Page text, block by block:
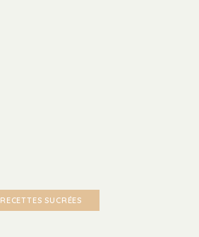
RECETTES SUCRÉES